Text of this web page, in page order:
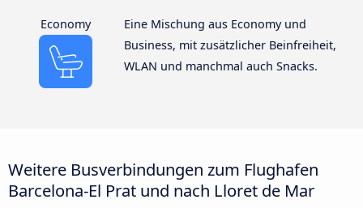
Economy
Eine Mischung aus Economy und
Business, mit zusätzlicher Beinfreiheit,
WLAN und manchmal auch Snacks.
Weitere Busverbindungen zum Flughafen
Barcelona-El Prat und nach Lloret de Mar